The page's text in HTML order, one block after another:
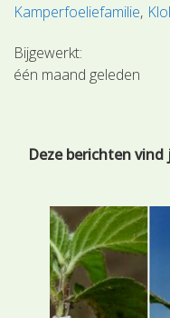
Kamperfoeliefamilie
Bijgewerkt:
één maand geleden
Deze berichten